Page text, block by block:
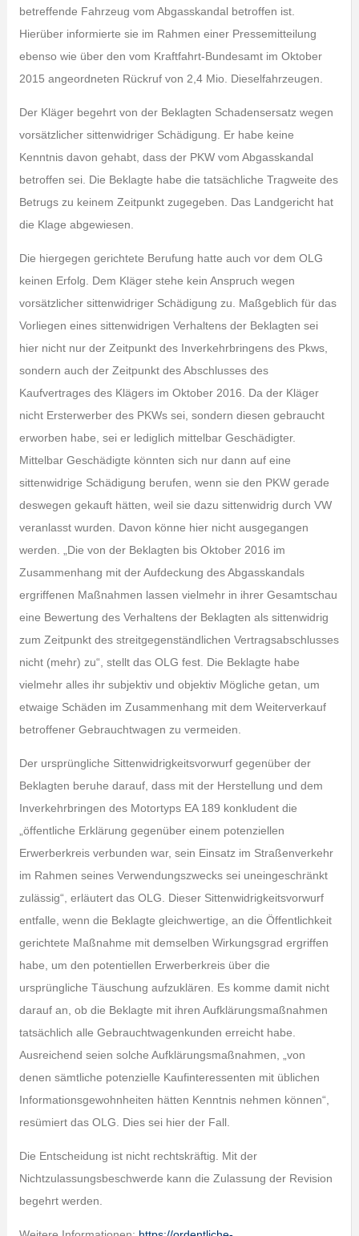
betreffende Fahrzeug vom Abgasskandal betroffen ist.
Hierüber informierte sie im Rahmen einer Pressemitteilung
ebenso wie über den vom Kraftfahrt-Bundesamt im Oktober
2015 angeordneten Rückruf von 2,4 Mio. Dieselfahrzeugen.
Der Kläger begehrt von der Beklagten Schadensersatz wegen
vorsätzlicher sittenwidriger Schädigung. Er habe keine
Kenntnis davon gehabt, dass der PKW vom Abgasskandal
betroffen sei. Die Beklagte habe die tatsächliche Tragweite des
Betrugs zu keinem Zeitpunkt zugegeben. Das Landgericht hat
die Klage abgewiesen.
Die hiergegen gerichtete Berufung hatte auch vor dem OLG
keinen Erfolg. Dem Kläger stehe kein Anspruch wegen
vorsätzlicher sittenwidriger Schädigung zu. Maßgeblich für das
Vorliegen eines sittenwidrigen Verhaltens der Beklagten sei
hier nicht nur der Zeitpunkt des Inverkehrbringens des Pkws,
sondern auch der Zeitpunkt des Abschlusses des
Kaufvertrages des Klägers im Oktober 2016. Da der Kläger
nicht Ersterwerber des PKWs sei, sondern diesen gebraucht
erworben habe, sei er lediglich mittelbar Geschädigter.
Mittelbar Geschädigte könnten sich nur dann auf eine
sittenwidrige Schädigung berufen, wenn sie den PKW gerade
deswegen gekauft hätten, weil sie dazu sittenwidrig durch VW
veranlasst wurden. Davon könne hier nicht ausgegangen
werden. „Die von der Beklagten bis Oktober 2016 im
Zusammenhang mit der Aufdeckung des Abgasskandals
ergriffenen Maßnahmen lassen vielmehr in ihrer Gesamtschau
eine Bewertung des Verhaltens der Beklagten als sittenwidrig
zum Zeitpunkt des streitgegenständlichen Vertragsabschlusses
nicht (mehr) zu“, stellt das OLG fest. Die Beklagte habe
vielmehr alles ihr subjektiv und objektiv Mögliche getan, um
etwaige Schäden im Zusammenhang mit dem Weiterverkauf
betroffener Gebrauchtwagen zu vermeiden.
Der ursprüngliche Sittenwidrigkeitsvorwurf gegenüber der
Beklagten beruhe darauf, dass mit der Herstellung und dem
Inverkehrbringen des Motortyps EA 189 konkludent die
„öffentliche Erklärung gegenüber einem potenziellen
Erwerberkreis verbunden war, sein Einsatz im Straßenverkehr
im Rahmen seines Verwendungszwecks sei uneingeschränkt
zulässig“, erläutert das OLG. Dieser Sittenwidrigkeitsvorwurf
entfalle, wenn die Beklagte gleichwertige, an die Öffentlichkeit
gerichtete Maßnahme mit demselben Wirkungsgrad ergriffen
habe, um den potentiellen Erwerberkreis über die
ursprüngliche Täuschung aufzuklären. Es komme damit nicht
darauf an, ob die Beklagte mit ihren Aufklärungsmaßnahmen
tatsächlich alle Gebrauchtwagenkunden erreicht habe.
Ausreichend seien solche Aufklärungsmaßnahmen, „von
denen sämtliche potenzielle Kaufinteressenten mit üblichen
Informationsgewohnheiten hätten Kenntnis nehmen können“,
resümiert das OLG. Dies sei hier der Fall.
Die Entscheidung ist nicht rechtskräftig. Mit der
Nichtzulassungsbeschwerde kann die Zulassung der Revision
begehrt werden.